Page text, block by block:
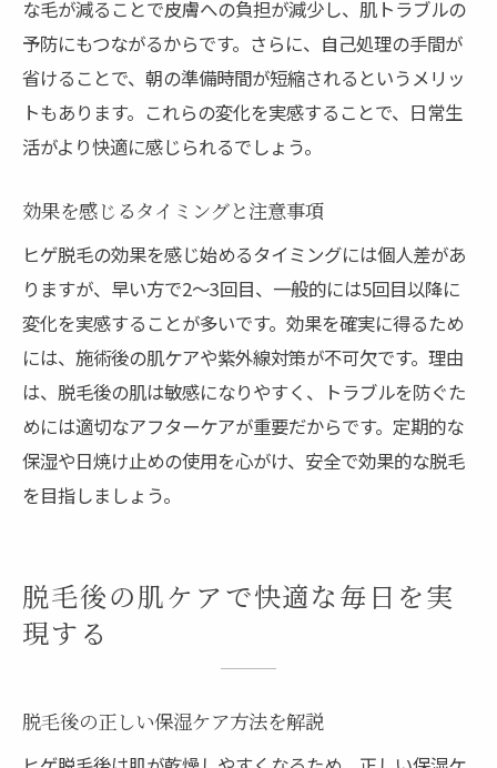
な毛が減ることで皮膚への負担が減少し、肌トラブルの
予防にもつながるからです。さらに、自己処理の手間が
省けることで、朝の準備時間が短縮されるというメリッ
トもあります。これらの変化を実感することで、日常生
活がより快適に感じられるでしょう。
効果を感じるタイミングと注意事項
ヒゲ脱毛の効果を感じ始めるタイミングには個人差があ
りますが、早い方で2〜3回目、一般的には5回目以降に
変化を実感することが多いです。効果を確実に得るため
には、施術後の肌ケアや紫外線対策が不可欠です。理由
は、脱毛後の肌は敏感になりやすく、トラブルを防ぐた
めには適切なアフターケアが重要だからです。定期的な
保湿や日焼け止めの使用を心がけ、安全で効果的な脱毛
を目指しましょう。
脱毛後の肌ケアで快適な毎日を実
現する
脱毛後の正しい保湿ケア方法を解説